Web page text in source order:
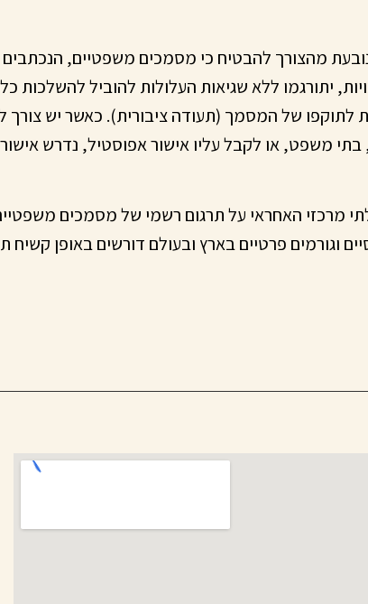
נובעת מהצורך להבטיח כי מסמכים משפטיים,
יתורגמו ללא שגיאות העלולות להוביל להשלכות
לתוקפו של המסמך (תעודה ציבורית). כאשר יש
משפט, או לקבל עליו אישור אפוסטיל, נדרש אישור
מרכזי האחראי על תרגום רשמי של מסמכים
וגורמים פרטיים בארץ ובעולם דורשים באופן קשיח